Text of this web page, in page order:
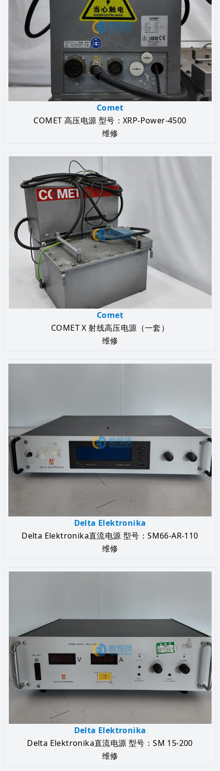
Comet
COMET 高压电源 型号：XRP-Power-4500
维修
Comet
COMET X 射线高压电源（一套）
维修
Delta Elektronika
Delta Elektronika直流电源 型号：SM66-AR-110
维修
Delta Elektronika
Delta Elektronika直流电源 型号：SM 15-200
维修